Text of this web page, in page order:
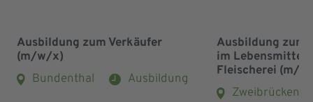
Ausbildung zum Verkäufer
(m/w/x)
Bundenthal
Ausbildung
Ausbildung zum
im
Fleischerei (m/
Zweibrücken